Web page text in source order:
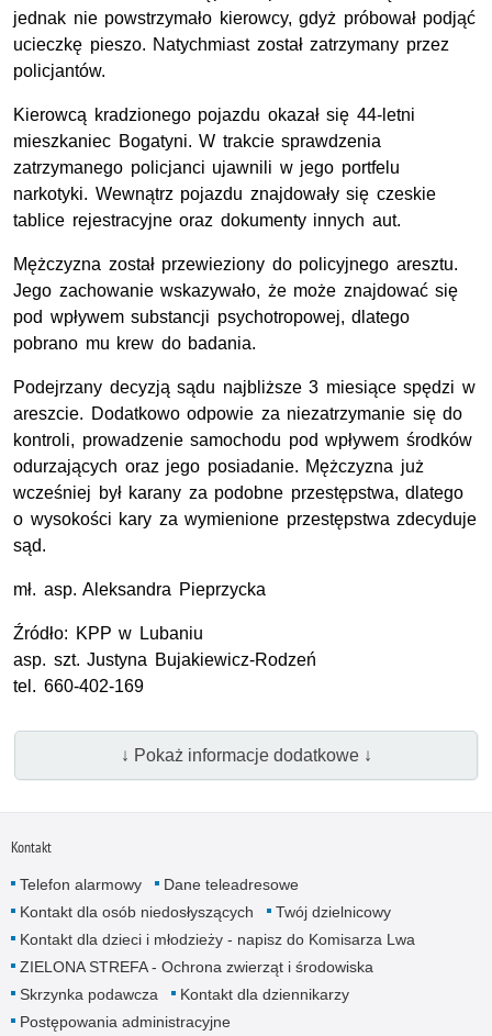
jednak nie powstrzymało kierowcy, gdyż próbował podjąć
ucieczkę pieszo. Natychmiast został zatrzymany przez
policjantów.
Kierowcą kradzionego pojazdu okazał się 44-letni
mieszkaniec Bogatyni. W trakcie sprawdzenia
zatrzymanego policjanci ujawnili w jego portfelu
narkotyki. Wewnątrz pojazdu znajdowały się czeskie
tablice rejestracyjne oraz dokumenty innych aut.
Mężczyzna został przewieziony do policyjnego aresztu.
Jego zachowanie wskazywało, że może znajdować się
pod wpływem substancji psychotropowej, dlatego
pobrano mu krew do badania.
Podejrzany decyzją sądu najbliższe 3 miesiące spędzi w
areszcie. Dodatkowo odpowie za niezatrzymanie się do
kontroli, prowadzenie samochodu pod wpływem środków
odurzających oraz jego posiadanie. Mężczyzna już
wcześniej był karany za podobne przestępstwa, dlatego
o wysokości kary za wymienione przestępstwa zdecyduje
sąd.
mł. asp. Aleksandra Pieprzycka
Źródło: KPP w Lubaniu
asp. szt. Justyna Bujakiewicz-Rodzeń
tel. 660-402-169
↓ Pokaż informacje dodatkowe ↓
Kontakt
Telefon alarmowy
Dane teleadresowe
Kontakt dla osób niedosłyszących
Twój dzielnicowy
Kontakt dla dzieci i młodzieży - napisz do Komisarza Lwa
ZIELONA STREFA - Ochrona zwierząt i środowiska
Skrzynka podawcza
Kontakt dla dziennikarzy
Postępowania administracyjne